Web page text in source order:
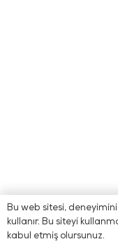
Bu web sitesi,
kullanır. Bu siteyi
kabul etmiş olursunuz.